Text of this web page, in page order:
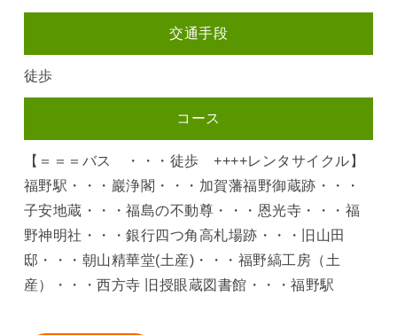
交通手段
徒歩
コース
【＝＝＝バス ・・・徒歩 ++++レンタサイクル】
福野駅・・・巖浄閣・・・加賀藩福野御蔵跡・・・
子安地蔵・・・福島の不動尊・・・恩光寺・・・福
野神明社・・・銀行四つ角高札場跡・・・旧山田
邸・・・朝山精華堂(土産)・・・福野縞工房（土
産）・・・西方寺 旧授眼蔵図書館・・・福野駅